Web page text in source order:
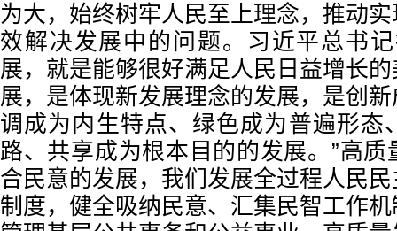
为大，始终树牢人民至上理念，推动
效解决发展中的问题。习近平总书
展，就是能够很好满足人民日益增长
展，是体现新发展理念的发展，是创
调成为内生特点、绿色成为普遍形态
路、共享成为根本目的的发展。”高
合民意的发展，我们发展全过程人民
制度，健全吸纳民意、汇集民智工作